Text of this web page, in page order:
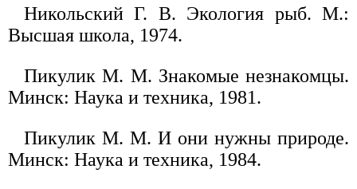
Никольский Г. В. Экология рыб. М.:
Высшая школа, 1974.
Пикулик М. М. Знакомые незнакомцы.
Минск: Наука и техника, 1981.
Пикулик М. М. И они нужны природе.
Минск: Наука и техника, 1984.